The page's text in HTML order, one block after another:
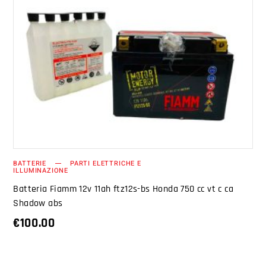
AGGIUNGI AL CARRELLO
BATTERIE PARTI ELETTRICHE E
ILLUMINAZIONE
Batteria Fiamm 12v 11ah ftz12s-bs Honda 750 cc vt c ca
Shadow abs
€100.00